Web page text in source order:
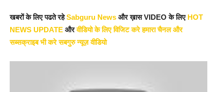
खबरों के लिए पढते रहेSabguru News और ख़ास VIDEO के लिए HOT
NEWS UPDATE औरवीडियो के लिए विजिट करे हमारा चैनल और
सब्सक्राइब भी करे सबगुरु न्यूज़ वीडियो